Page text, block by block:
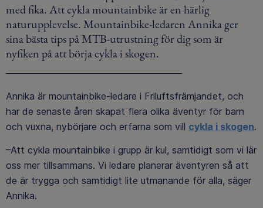
med fika. Att cykla mountainbike är en härlig
naturupplevelse. Mountainbike-ledaren Annika ger
sina bästa tips på MTB-utrustning för dig som är
nyfiken på att börja cykla i skogen.
Annika är mountainbike-ledare i Friluftsfrämjandet, och
har de senaste åren skapat flera olika äventyr för barn
och vuxna, nybörjare och erfarna som vill cykla i skogen.
–Att cykla mountainbike i grupp är kul, samtidigt som vi lär
oss mer tillsammans. Vi ledare planerar äventyren så att
de är trygga och samtidigt lite utmanande för alla, säger
Annika.